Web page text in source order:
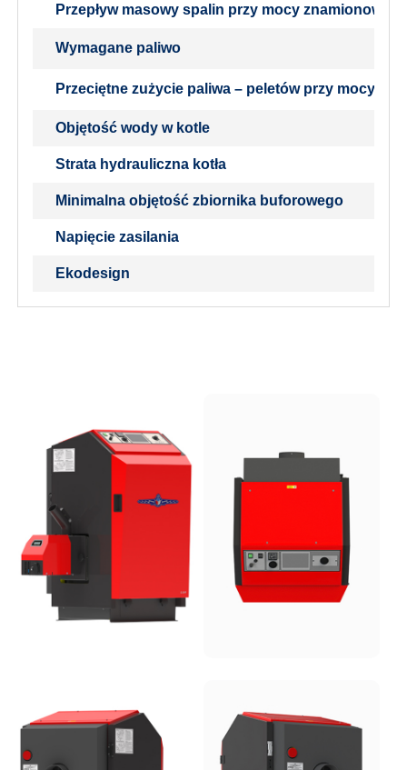
Przepływ masowy spalin przy mocy znamionowej
Wymagane paliwo
Przeciętne zużycie paliwa – peletów przy mocy
Objętość wody w kotle
Strata hydrauliczna kotła
Minimalna objętość zbiornika buforowego
Napięcie zasilania
Ekodesign